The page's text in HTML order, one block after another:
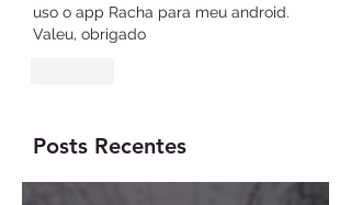
uso o app Racha para meu android.
Valeu, obrigado
Posts Recentes